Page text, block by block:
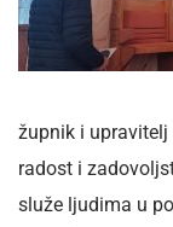
župnik i upravitelj
radost i
služe ljudima u